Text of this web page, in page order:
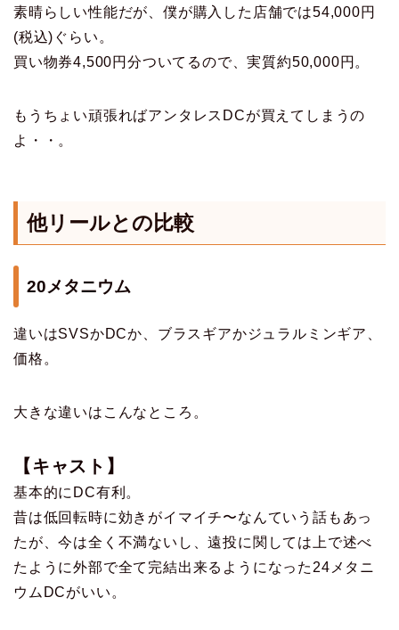
素晴らしい性能だが、僕が購入した店舗では54,000円
(税込)ぐらい。
買い物券4,500円分ついてるので、実質約50,000円。
もうちょい頑張ればアンタレスDCが買えてしまうの
よ・・。
他リールとの比較
20メタニウム
違いはSVSかDCか、ブラスギアかジュラルミンギア、
価格。
大きな違いはこんなところ。
【キャスト】
基本的にDC有利。
昔は低回転時に効きがイマイチ〜なんていう話もあっ
たが、今は全く不満ないし、遠投に関しては上で述べ
たように外部で全て完結出来るようになった24メタニ
ウムDCがいい。